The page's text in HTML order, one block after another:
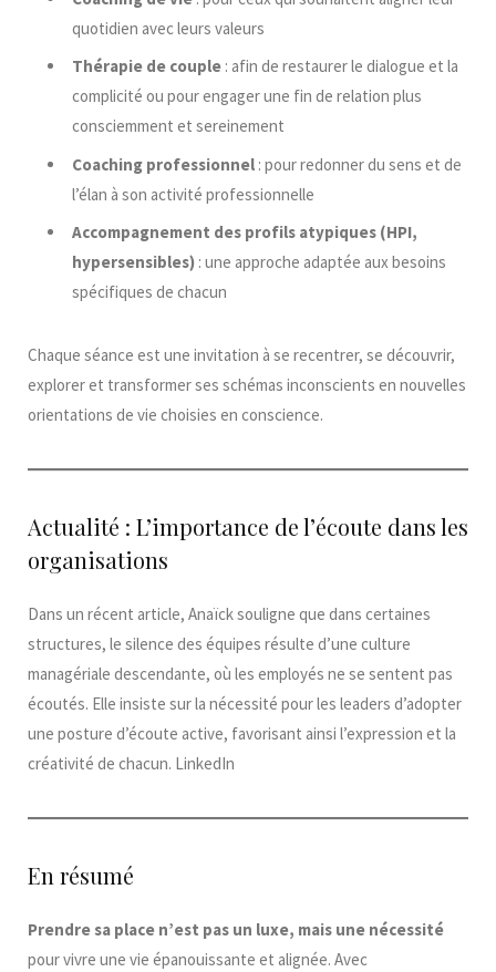
quotidien avec leurs valeurs
Thérapie de couple : afin de restaurer le dialogue et la
complicité ou pour engager une fin de relation plus
consciemment et sereinement
Coaching professionnel : pour redonner du sens et de
l’élan à son activité professionnelle
Accompagnement des profils atypiques (HPI,
hypersensibles) : une approche adaptée aux besoins
spécifiques de chacun
Chaque séance est une invitation à se recentrer, se découvrir,
explorer et transformer ses schémas inconscients en nouvelles
orientations de vie choisies en conscience.
Actualité : L’importance de l’écoute dans les
organisations
Dans un récent article, Anaïck souligne que dans certaines
structures, le silence des équipes résulte d’une culture
managériale descendante, où les employés ne se sentent pas
écoutés. Elle insiste sur la nécessité pour les leaders d’adopter
une posture d’écoute active, favorisant ainsi l’expression et la
créativité de chacun. ​LinkedIn
En résumé
Prendre sa place n’est pas un luxe, mais une nécessité
pour vivre une vie épanouissante et alignée. Avec